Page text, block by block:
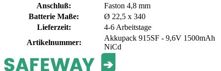
Anschluß:
Faston 4,8 mm
Batterie Maße:
Ø 22,5 x 340
Lieferzeit:
4-6 Arbeitstage
Artikelnummer:
Akkupack 915SF - 9,6V 1500mAh
NiCd